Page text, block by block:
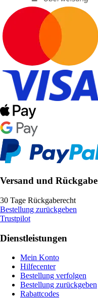
Versand und Rückgabe
30 Tage Rückgaberecht
Bestellung zurückgeben
Trustpilot
Dienstleistungen
Mein Konto
Hilfecenter
Bestellung verfolgen
Bestellung zurückgeben
Rabattcodes